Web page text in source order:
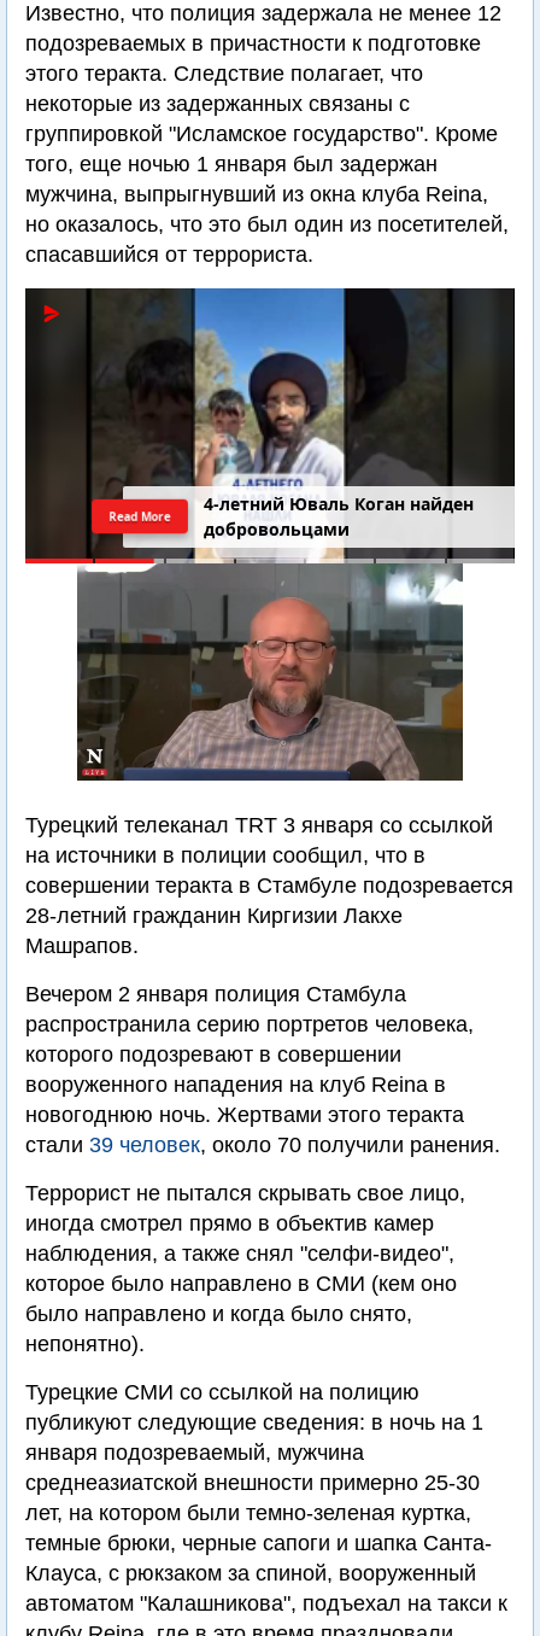
Известно, что полиция задержала не менее 12
подозреваемых в причастности к подготовке
этого теракта. Следствие полагает, что
некоторые из задержанных связаны с
группировкой "Исламское государство". Кроме
того, еще ночью 1 января был задержан
мужчина, выпрыгнувший из окна клуба Reina,
но оказалось, что это был один из посетителей,
спасавшийся от террориста.
4-летний Юваль Коган найден
добровольцами
Read More
Турецкий телеканал TRT 3 января со ссылкой
на источники в полиции сообщил, что в
совершении теракта в Стамбуле подозревается
28-летний гражданин Киргизии Лакхе
Машрапов.
Вечером 2 января полиция Стамбула
распространила серию портретов человека,
которого подозревают в совершении
вооруженного нападения на клуб Reina в
новогоднюю ночь. Жертвами этого теракта
стали 39 человек, около 70 получили ранения.
Террорист не пытался скрывать свое лицо,
иногда смотрел прямо в объектив камер
наблюдения, а также снял "селфи-видео",
которое было направлено в СМИ (кем оно
было направлено и когда было снято,
непонятно).
Турецкие СМИ со ссылкой на полицию
публикуют следующие сведения: в ночь на 1
января подозреваемый, мужчина
среднеазиатской внешности примерно 25-30
лет, на котором были темно-зеленая куртка,
темные брюки, черные сапоги и шапка Санта-
Клауса, с рюкзаком за спиной, вооруженный
автоматом "Калашникова", подъехал на такси к